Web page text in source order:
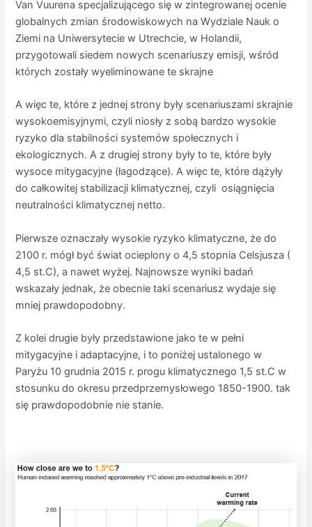
Van Vuurena specjalizującego się w zintegrowanej ocenie
globalnych zmian środowiskowych na Wydziale Nauk o
Ziemi na Uniwersytecie w Utrechcie, w Holandii,
przygotowali siedem nowych scenariuszy emisji, wśród
których zostały wyeliminowane te skrajne
A więc te, które z jednej strony były scenariuszami skrajnie
wysokoemisyjnymi, czyli niosły z sobą bardzo wysokie
ryzyko dla stabilności systemów społecznych i
ekologicznych. A z drugiej strony były to te, które były
wysoce mitygacyjne (łagodzące). A więc te, które dążyły
do całkowitej stabilizacji klimatycznej, czyli osiągnięcia
neutralności klimatycznej netto.
Pierwsze oznaczały wysokie ryzyko klimatyczne, że do
2100 r. mógł być świat ocieplony o 4,5 stopnia Celsjusza (
4,5 st.C), a nawet wyżej. Najnowsze wyniki badań
wskazały jednak, że obecnie taki scenariusz wydaje się
mniej prawdopodobny.
Z kolei drugie były przedstawione jako te w pełni
mitygacyjne i adaptacyjne, i to poniżej ustalonego w
Paryżu 10 grudnia 2015 r. progu klimatycznego 1,5 st.C w
stosunku do okresu przedprzemysłowego 1850-1900. tak
się prawdopodobnie nie stanie.